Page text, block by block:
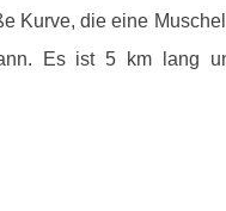
Kurve, die eine
Es ist 5 km lang